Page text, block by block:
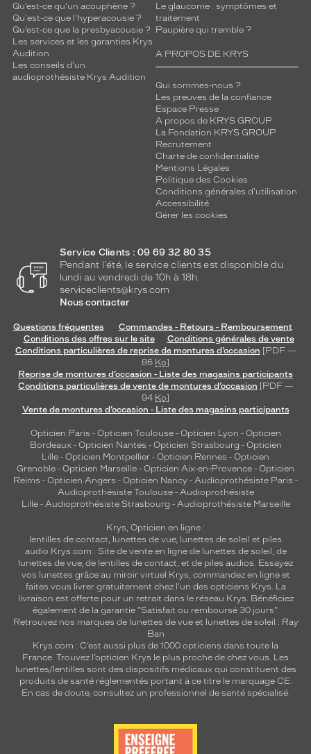
Qu’est-ce qu'un acouphène ?
Qu'est-ce que l'hyperacousie ?
Qu’est-ce que la presbyacousie ?
Les services et les garanties Krys
Audition
Les conseils d'un
audioprothésiste Krys Audition
Le glaucome : symptômes et
traitement
Paupière qui tremble ?
A PROPOS DE KRYS
Qui sommes-nous ?
Les preuves de la confiance
Espace Presse
A propos de KRYS GROUP
La Fondation KRYS GROUP
Recrutement
Charte de confidentialité
Mentions Légales
Politique des Cookies
Conditions générales d'utilisation
Accessibilité
Gérer les cookies
Service Clients : 09 69 32 80 35
Pendant l'été, le service clients est disponible du
lundi au vendredi de 10h à 18h.
serviceclients@krys.com
Nous contacter
Questions fréquentes
Commandes - Retours - Remboursement
Conditions des offres sur le site
Conditions générales de vente
Conditions particulières de reprise de montures d’occasion [PDF —
86 Ko]
Reprise de montures d’occasion - Liste des magasins participants
Conditions particulières de vente de montures d’occasion [PDF —
94 Ko]
Vente de montures d’occasion - Liste des magasins participants
Opticien Paris - Opticien Toulouse- Opticien Lyon - Opticien
Bordeaux- Opticien Nantes - Opticien Strasbourg - Opticien
Lille - Opticien Montpellier - Opticien Rennes - Opticien
Grenoble - Opticien Marseille - Opticien Aix-en-Provence - Opticien
Reims - Opticien Angers - Opticien Nancy - Audioprothésiste Paris -
Audioprothésiste Toulouse- Audioprothésiste
Lille- Audioprothésiste Strasbourg - Audioprothésiste Marseille
Krys, Opticien en ligne :
lentilles de contact, lunettes de vue, lunettes de soleil et piles
audio Krys.com : Site de vente en ligne de lunettes de soleil, de
lunettes de vue, de lentilles de contact, et de piles audios. Essayez
vos lunettes grâce au miroir virtuel Krys, commandez en ligne et
faites vous livrer gratuitement chez l'un des opticiens Krys. La
livraison est offerte pour un retrait dans le réseau Krys. Bénéficiez
également de la garantie "Satisfait ou remboursé 30 jours".
Retrouvez nos marques de lunettes de vue et lunettes de soleil : Ray
Ban
Krys.com : C’est aussi plus de 1000 opticiens dans toute la
France. Trouvez l’opticien Krys le plus proche de chez vous. Les
lunettes/lentilles sont des dispositifs médicaux qui constituent des
produits de santé réglementés portant à ce titre le marquage CE.
En cas de doute, consultez un professionnel de santé spécialisé.